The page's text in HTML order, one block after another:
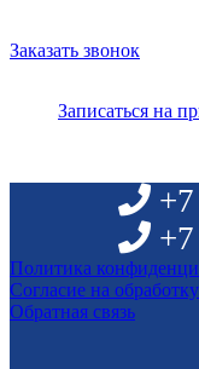
Заказать звонок
Записаться на
Политика
Согласие на
Обратная связь